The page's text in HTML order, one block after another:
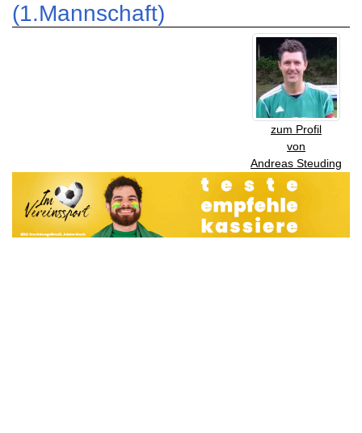
(1.Mannschaft)
zum Profil
von
Andreas Steuding